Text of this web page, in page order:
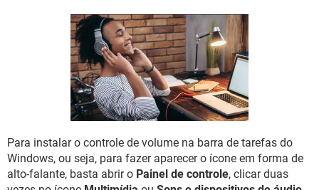
GUIA DE COMPRAS
GMAIL
GUIA DE COMPRAS
Para instalar o controle de volume na barra de tarefas do
Windows, ou seja, para fazer aparecer o ícone em forma de
alto-falante, basta abrir o Painel de controle, clicar duas